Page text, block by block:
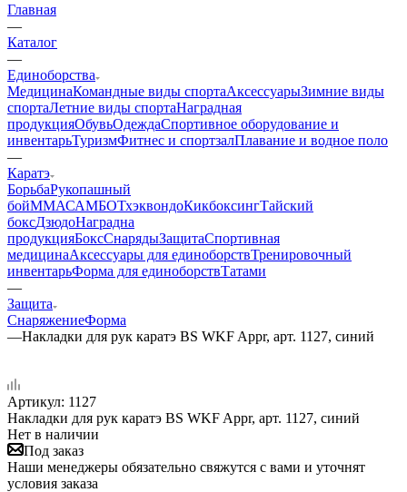
Главная
—
Каталог
—
Единоборства
МедицинаКомандные виды спортаАксессуарыЗимние виды
спортаЛетние виды спортаНаградная
продукцияОбувьОдеждаСпортивное оборудование и
инвентарьТуризмФитнес и спортзалПлавание и водное поло
—
Каратэ
БорьбаРукопашный
бойММАСАМБОТхэквондоКикбоксингТайский
боксДзюдоНаградна
продукцияБоксСнарядыЗащитаСпортивная
медицинаАксессуары для единоборствТренировочный
инвентарьФорма для единоборствТатами
—
Защита
СнаряжениеФорма
—Накладки для рук каратэ BS WKF Appr, арт. 1127, синий
Артикул: 1127
Накладки для рук каратэ BS WKF Appr, арт. 1127, синий
Нет в наличии
Под заказ
Наши менеджеры обязательно свяжутся с вами и уточнят
условия заказа